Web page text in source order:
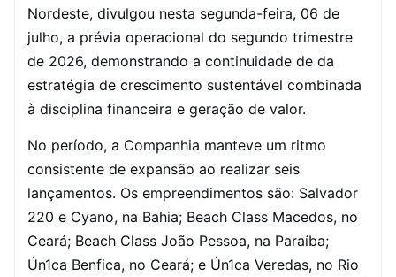
Nordeste, divulgou nesta segunda-feira, 06 de
julho, a prévia operacional do segundo trimestre
de 2026, demonstrando a continuidade de da
estratégia de crescimento sustentável combinada
à disciplina financeira e geração de valor.
No período, a Companhia manteve um ritmo
consistente de expansão ao realizar seis
lançamentos. Os empreendimentos são: Salvador
220 e Cyano, na Bahia; Beach Class Macedos, no
Ceará; Beach Class João Pessoa, na Paraíba;
Ún1ca Benfica, no Ceará; e Ún1ca Veredas, no Rio